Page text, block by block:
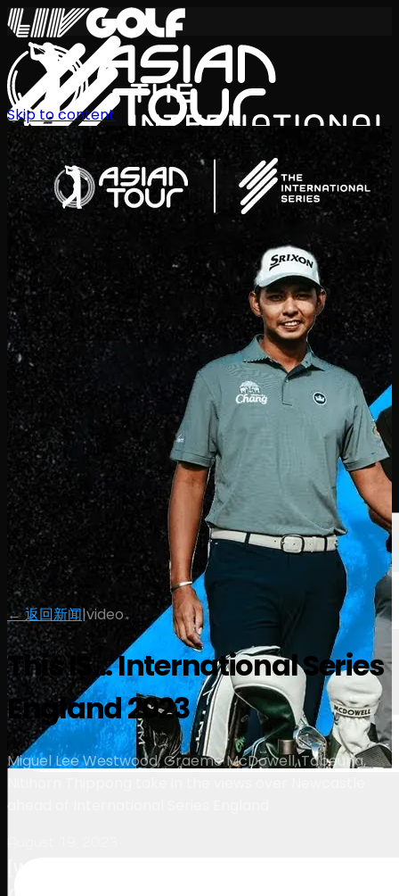
International Series 2026
ZH
赛程
球员 排名 新闻 观看
登录
Skip to content
← 返回新闻|video
This IS... International Series
England 2023
Miguel Lee Westwood, Graeme McDowell, Tabeuna,